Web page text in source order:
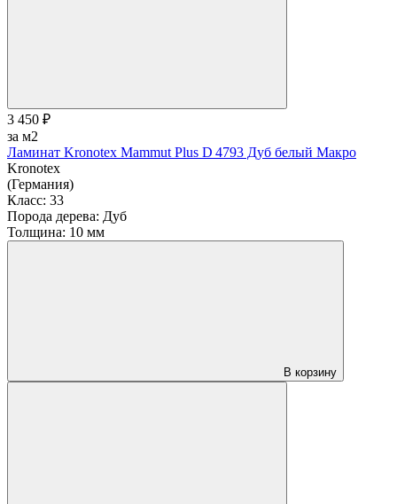
3 450 ₽
за м2
Ламинат Kronotex Mammut Plus D 4793 Дуб белый Макро
Kronotex
(Германия)
Класс: 33
Порода дерева: Дуб
Толщина: 10 мм
В корзину